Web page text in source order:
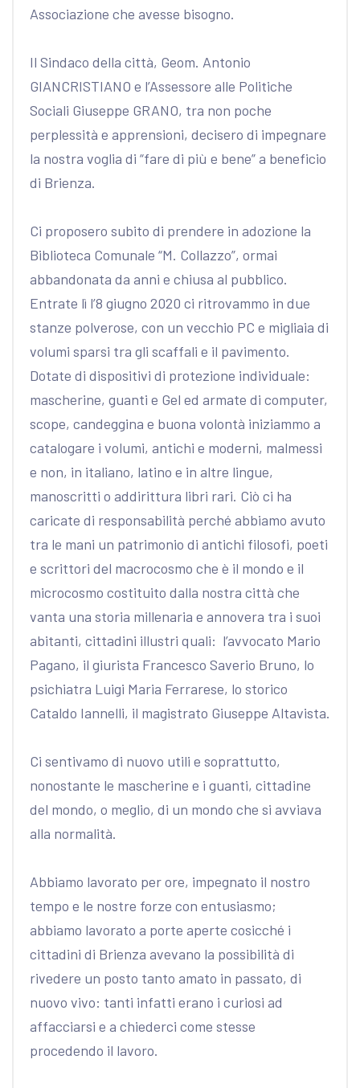
Associazione che avesse bisogno.
Il Sindaco della città, Geom. Antonio
GIANCRISTIANO e l’Assessore alle Politiche
Sociali Giuseppe GRANO, tra non poche
perplessità e apprensioni, decisero di impegnare
la nostra voglia di “fare di più e bene” a beneficio
di Brienza.
Ci proposero subito di prendere in adozione la
Biblioteca Comunale “M. Collazzo”, ormai
abbandonata da anni e chiusa al pubblico.
Entrate lì l’8 giugno 2020 ci ritrovammo in due
stanze polverose, con un vecchio PC e migliaia di
volumi sparsi tra gli scaffali e il pavimento.
Dotate di dispositivi di protezione individuale:
mascherine, guanti e Gel ed armate di computer,
scope, candeggina e buona volontà iniziammo a
catalogare i volumi, antichi e moderni, malmessi
e non, in italiano, latino e in altre lingue,
manoscritti o addirittura libri rari. Ciò ci ha
caricate di responsabilità perché abbiamo avuto
tra le mani un patrimonio di antichi filosofi, poeti
e scrittori del macrocosmo che è il mondo e il
microcosmo costituito dalla nostra città che
vanta una storia millenaria e annovera tra i suoi
abitanti, cittadini illustri quali: l’avvocato Mario
Pagano, il giurista Francesco Saverio Bruno, lo
psichiatra Luigi Maria Ferrarese, lo storico
Cataldo Iannelli, il magistrato Giuseppe Altavista.
Ci sentivamo di nuovo utili e soprattutto,
nonostante le mascherine e i guanti, cittadine
del mondo, o meglio, di un mondo che si avviava
alla normalità.
Abbiamo lavorato per ore, impegnato il nostro
tempo e le nostre forze con entusiasmo;
abbiamo lavorato a porte aperte cosicché i
cittadini di Brienza avevano la possibilità di
rivedere un posto tanto amato in passato, di
nuovo vivo: tanti infatti erano i curiosi ad
affacciarsi e a chiederci come stesse
procedendo il lavoro.